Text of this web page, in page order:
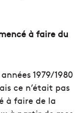
à faire du
1979/1980
ce n’était pas
à faire de la